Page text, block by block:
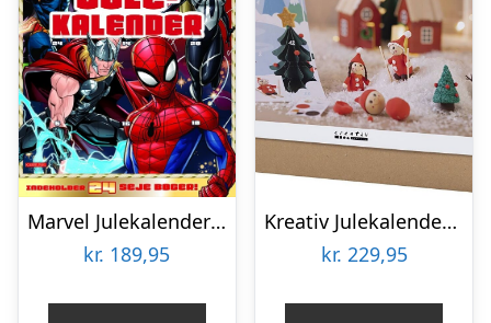
Marvel Julekalender Med 24 Bøger
kr. 189,95
Kreativ Julekalender Til Børn – Diy Kit – Modellering
kr. 229,95